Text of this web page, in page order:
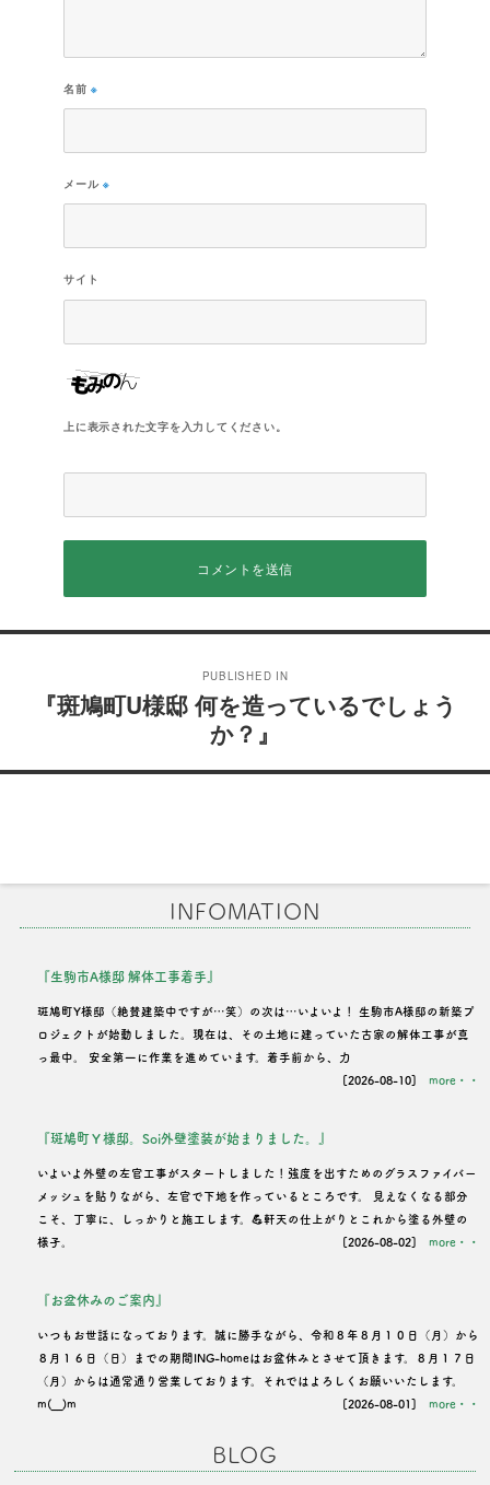
名前※
メール※
サイト
上に表示された文字を入力してください。
ビ
シ
PUBLISHED IN
『斑鳩町U様邸 何を造っているでしょう
か？』
INFOMATION
『生駒市A様邸 解体工事着手』
斑鳩町Y様邸（絶賛建築中ですが…笑）の次は…いよいよ！ 生駒市A様邸の新築プ
ロジェクトが始動しました。現在は、その土地に建っていた古家の解体工事が真
っ最中。 安全第一に作業を進めています。着手前から、力
[2026-08-10] more・・
『斑鳩町Ｙ様邸。Soi外壁塗装が始まりました。』
いよいよ外壁の左官工事がスタートしました！強度を出すためのグラスファイバー
メッシュを貼りながら、左官で下地を作っているところです。 見えなくなる部分
こそ、丁寧に、しっかりと施工します。💪軒天の仕上がりとこれから塗る外壁の
様子。 [2026-08-02] more・・
『お盆休みのご案内』
いつもお世話になっております。誠に勝手ながら、令和８年８月１０日（月）から
８月１６日（日）までの期間ING-homeはお盆休みとさせて頂きます。８月１７日
（月）からは通常通り営業しております。それではよろしくお願いいたします。
m(__)m [2026-08-01] more・・
BLOG